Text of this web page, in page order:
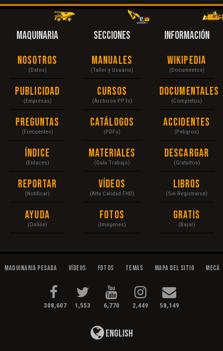
MAQUINARIA
Nosotros
(Datos)
Publicidad
(Empresas)
Preguntas
(Frecuentes)
Índice
(Enlaces)
Reportar
(Notificar)
Ayuda
(Online)
SECCIONES
Manuales
(Taller y Usuario)
Cursos
(Archivos PPTs)
Catálogos
(PDFs)
Materiales
(Guía Trabajo)
Vídeos
(Alta Calidad FHD)
Fotos
(Imágenes)
INFORMACIÓN
Wikipedia
(Documentos)
Documentales
(Completos)
Accidentes
(Peligros)
Descargar
(Gratuitos)
Libros
(Sin Registrarse)
Gratis
(Bajar)
Maquinaria Pesada Vídeos Fotos Temas Mapa del Sitio
308,607 1,553 6,770 2,449 58,149
English